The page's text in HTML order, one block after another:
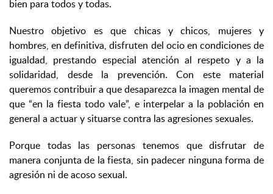
bien para todos y todas.
Nuestro objetivo es que chicas y chicos, mujeres y
hombres, en definitiva, disfruten del ocio en condiciones de
igualdad, prestando especial atención al respeto y a la
solidaridad, desde la prevención. Con este material
queremos contribuir a que desaparezca la imagen mental de
que “en la fiesta todo vale”, e interpelar a la población en
general a actuar y situarse contra las agresiones sexuales.
Porque todas las personas tenemos que disfrutar de
manera conjunta de la fiesta, sin padecer ninguna forma de
agresión ni de acoso sexual.